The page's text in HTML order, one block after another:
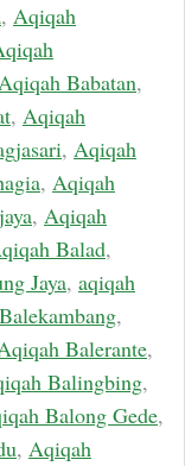
, Aqiqah
Babatan,
, Aqiqah
, Aqiqah
, Aqiqah
, Aqiqah
Balad,
Jaya, aqiqah
,
Balerante,
Balingbing,
Balong Gede,
, Aqiqah